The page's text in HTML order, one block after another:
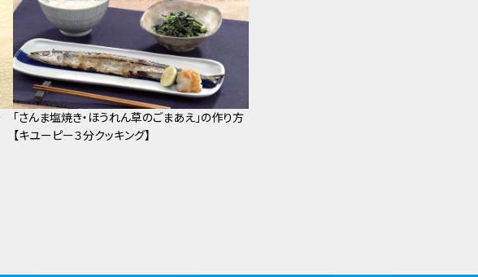
「さんま塩焼き・ほうれん草のごまあえ」の作り方
【キユーピー３分クッキング】